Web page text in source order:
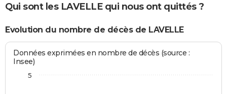
Qui sont les LAVELLE qui nous ont quittés ?
Evolution du nombre de décès de LAVELLE
Données exprimées en nombre de décès (source :
Insee)
5